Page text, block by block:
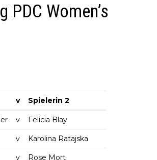
PDC Women’s
v Spielerin 2
v Felicia Blay
v Karolina Ratajska
v Rose Mort